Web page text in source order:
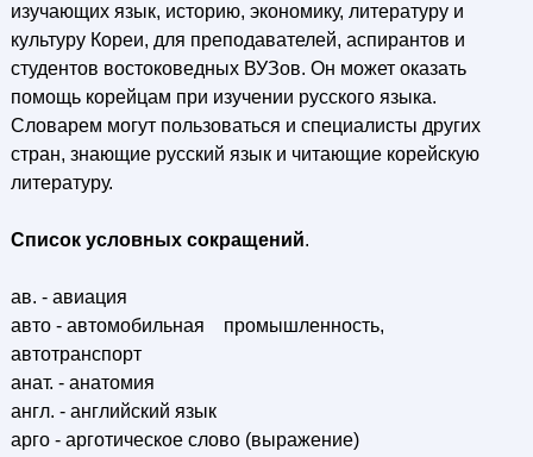
изучающих язык, историю, экономику, литературу и
культуру Кореи, для преподавателей, аспирантов и
студентов востоковедных ВУЗов. Он может оказать
помощь корейцам при изучении русского языка.
Словарем могут пользоваться и специалисты других
стран, знающие русский язык и читающие корейскую
литературу.
Список условных сокращений.
ав. - авиация
авто - автомобильная промышленность,
автотранспорт
анат. - анатомия
англ. - английский язык
арго - арготическое слово (выражение)